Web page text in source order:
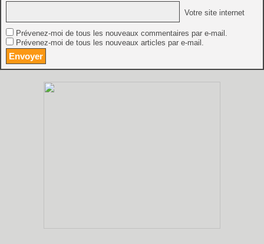
Votre site internet
Prévenez-moi de tous les nouveaux commentaires par e-mail.
Prévenez-moi de tous les nouveaux articles par e-mail.